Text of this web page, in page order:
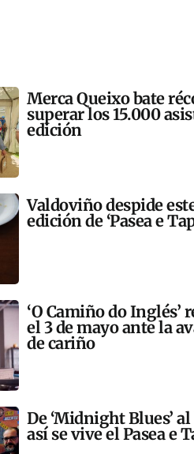
Merca Queixo bate
superar los 15.000
edición
Valdoviño despide
edición de ‘Pasea e
‘O Camiño do Inglés’
el 3 de mayo ante la
de cariño
De ‘Midnight Blues’
así se vive el Pasea e